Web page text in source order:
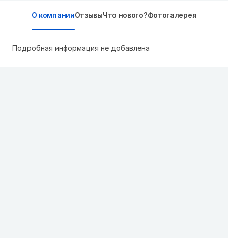
О компанииОтзывыЧто нового?Фотогалерея
Подробная информация не добавлена